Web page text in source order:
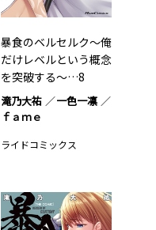
暴食のベルセルク～俺
だけレベルという概念
を突破する～…8
滝乃大祐
一色一凛
ｆａｍｅ
ライドコミックス